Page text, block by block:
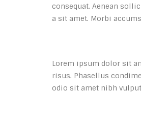
consequat. Aenean
a sit amet. Morbi
Lorem ipsum dolor sit
risus. Phasellus
odio sit amet nibh